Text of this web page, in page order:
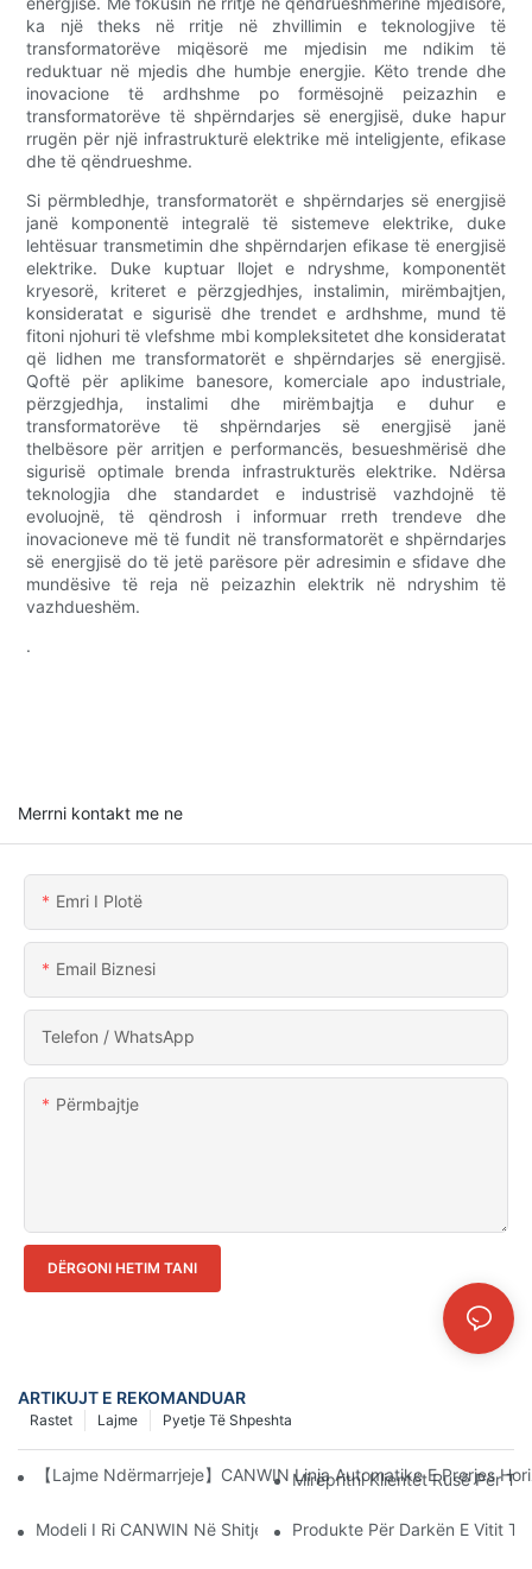
ka një theks në rritje në zhvillimin e teknologjive të
transformatorëve miqësorë me mjedisin me ndikim të
reduktuar në mjedis dhe humbje energjie. Këto trende dhe
inovacione të ardhshme po formësojnë peizazhin e
transformatorëve të shpërndarjes së energjisë, duke hapur
rrugën për një infrastrukturë elektrike më inteligjente, efikase
dhe të qëndrueshme.
Si përmbledhje, transformatorët e shpërndarjes së energjisë
janë komponentë integralë të sistemeve elektrike, duke
lehtësuar transmetimin dhe shpërndarjen efikase të energjisë
elektrike. Duke kuptuar llojet e ndryshme, komponentët
kryesorë, kriteret e përzgjedhjes, instalimin, mirëmbajtjen,
konsideratat e sigurisë dhe trendet e ardhshme, mund të
fitoni njohuri të vlefshme mbi kompleksitetet dhe konsideratat
që lidhen me transformatorët e shpërndarjes së energjisë.
Qoftë për aplikime banesore, komerciale apo industriale,
përzgjedhja, instalimi dhe mirëmbajtja e duhur e
transformatorëve të shpërndarjes së energjisë janë
thelbësore për arritjen e performancës, besueshmërisë dhe
sigurisë optimale brenda infrastrukturës elektrike. Ndërsa
teknologjia dhe standardet e industrisë vazhdojnë të
evoluojnë, të qëndrosh i informuar rreth trendeve dhe
inovacioneve më të fundit në transformatorët e shpërndarjes
së energjisë do të jetë parësore për adresimin e sfidave dhe
mundësive të reja në peizazhin elektrik në ndryshim të
vazhdueshëm.
.
Merrni kontakt me ne
Emri I Plotë
Email Biznesi
Telefon / WhatsApp
Përmbajtje
DËRGONI HETIM TANI
ARTIKUJT E REKOMANDUAR
Pyetje Të Shpeshta
Lajme
Rastet
【Lajme Ndërmarrjeje】CANWIN Linja Automatike E Prerjes
Mirëpritni Klientët Rusë Për
Modeli I Ri CANWIN Në Shitje, Pajisjet E Vërteta Të Industrisë
Produkte Për Darkën E Vitit